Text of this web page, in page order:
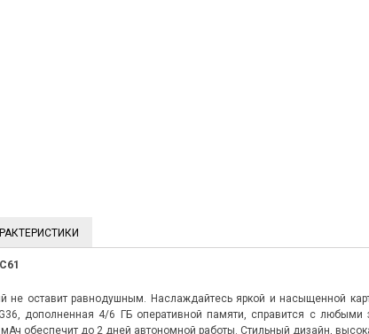
не оставит равнодушным. Наслаждайтесь яркой и насыщенной
дополненная 4/6 ГБ оперативной памяти, справится с
мАч обеспечит до 2 дней автономной работы. Стильный дизайн,